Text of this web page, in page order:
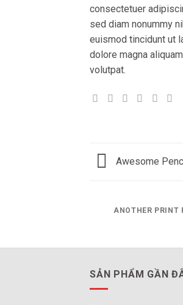
consectetuer
sed diam nonummy
euismod tincidunt ut
dolore magna
volutpat.
Awesome
ANOTHER PRINT
SẢN PHẨM GẦN